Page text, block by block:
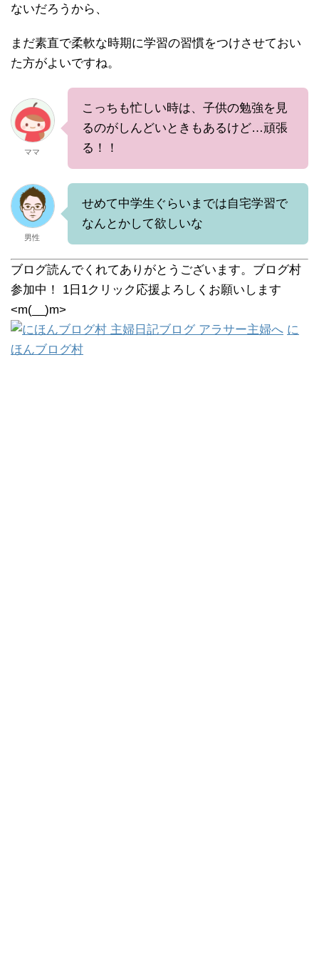
ないだろうから、
まだ素直で柔軟な時期に学習の習慣をつけさせておい
た方がよいですね。
ママ
こっちも忙しい時は、子供の勉強を見
るのがしんどいときもあるけど…頑張
る！！
男性
せめて中学生ぐらいまでは自宅学習で
なんとかして欲しいな
ブログ読んでくれてありがとうございます。ブログ村
参加中！ 1日1クリック応援よろしくお願いします
<m(__)m>
に
ほんブログ村